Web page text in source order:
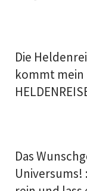
Die
kommt mein
Das
Universums!